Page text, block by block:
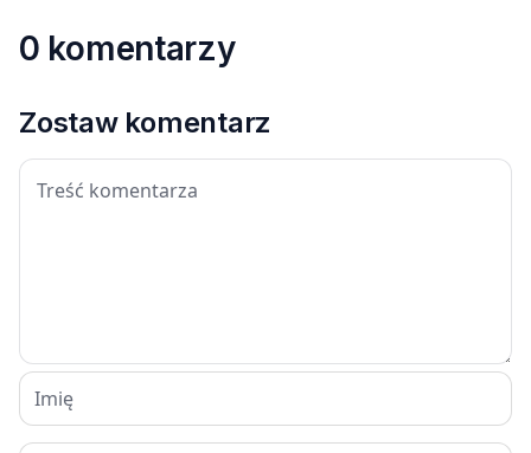
0 komentarzy
Zostaw komentarz